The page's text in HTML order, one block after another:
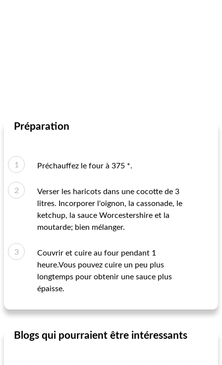
Préparation
Préchauffez le four à 375 *.
Verser les haricots dans une cocotte de 3
litres. Incorporer l'oignon, la cassonade, le
ketchup, la sauce Worcestershire et la
moutarde; bien mélanger.
Couvrir et cuire au four pendant 1
heure.Vous pouvez cuire un peu plus
longtemps pour obtenir une sauce plus
épaisse.
Blogs qui pourraient être intéressants